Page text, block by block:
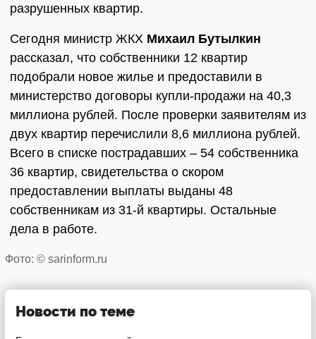
разрушенных квартир.
Сегодня министр ЖКХ Михаил Бутылкин
рассказал, что собственники 12 квартир
подобрали новое жилье и предоставили в
министерство договоры купли-продажи на 40,3
миллиона рублей. После проверки заявителям из
двух квартир перечислили 8,6 миллиона рублей.
Всего в списке пострадавших – 54 собственника
36 квартир, свидетельства о скором
предоставлении выплаты выданы 48
собственникам из 31-й квартиры. Остальные
дела в работе.
Фото: © sarinform.ru
Новости по теме